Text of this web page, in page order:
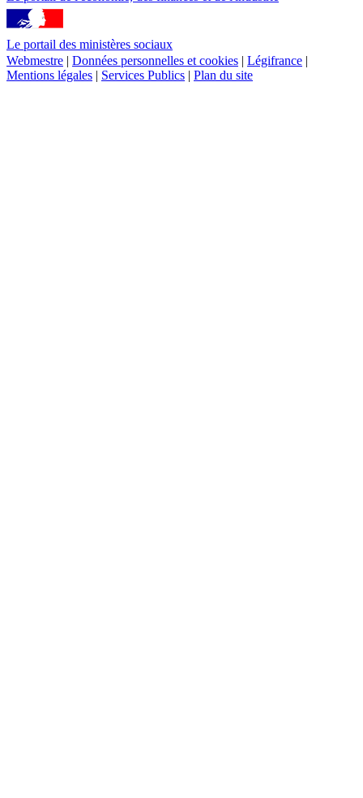
Le portail des ministères sociaux
Webmestre | Données personnelles et cookies | Légifrance |
Mentions légales | Services Publics | Plan du site